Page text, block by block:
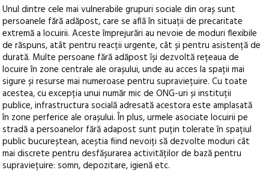
Unul dintre cele mai vulnerabile grupuri sociale din oraș sunt
persoanele fără adăpost, care se află în situații de precaritate
extremă a locuirii. Aceste împrejurări au nevoie de moduri flexibile
de răspuns, atât pentru reacții urgente, cât și pentru asistență de
durată. Multe persoane fără adăpost își dezvoltă rețeaua de
locuire în zone centrale ale orașului, unde au acces la spații mai
sigure și resurse mai numeroase pentru supraviețuire. Cu toate
acestea, cu excepția unui număr mic de ONG-uri și instituții
publice, infrastructura socială adresată acestora este amplasată
în zone perferice ale orașului. În plus, urmele asociate locuirii pe
stradă a persoanelor fără adapost sunt puțin tolerate în spațiul
public bucureștean, aceștia fiind nevoiți să dezvolte moduri cât
mai discrete pentru desfășurarea activităților de bază pentru
supraviețuire: somn, depozitare, igienă etc.